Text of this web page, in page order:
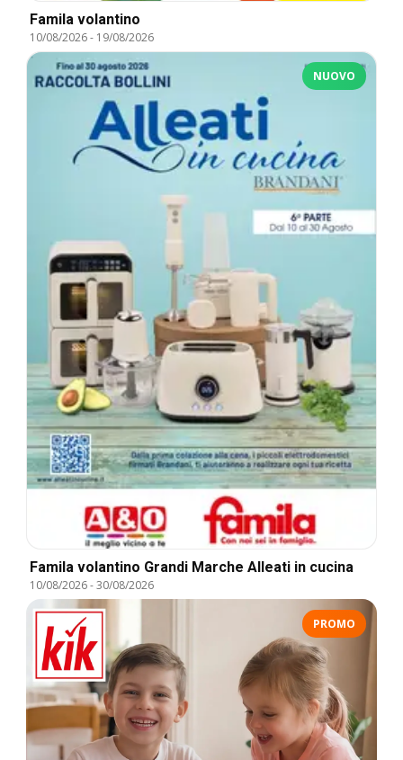
Famila volantino
10/08/2026- 19/08/2026
NUOVO
Famila volantino Grandi Marche Alleati in cucina
10/08/2026-30/08/2026
PROMO